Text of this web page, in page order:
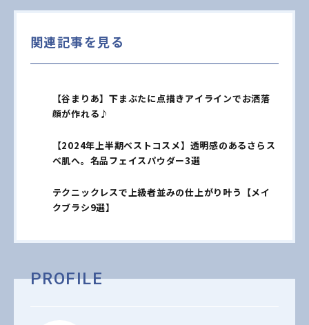
関連記事を見る
【谷まりあ】下まぶたに点描きアイラインでお洒落
顔が作れる♪
【2024年上半期ベストコスメ】透明感のあるさらス
ベ肌へ。名品フェイスパウダー3選
テクニックレスで上級者並みの仕上がり叶う【メイ
クブラシ9選】
PROFILE